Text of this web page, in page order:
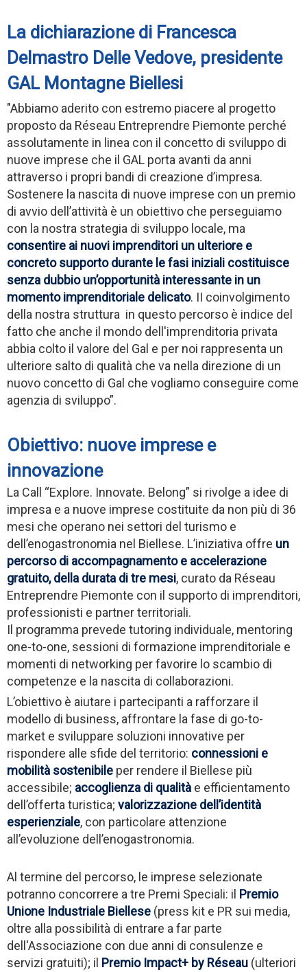
La dichiarazione di Francesca
Delmastro Delle Vedove, presidente
GAL Montagne Biellesi
"Abbiamo aderito con estremo piacere al progetto
proposto da Réseau Entreprendre Piemonte perché
assolutamente in linea con il concetto di sviluppo di
nuove imprese che il GAL porta avanti da anni
attraverso i propri bandi di creazione d’impresa.
Sostenere la nascita di nuove imprese con un premio
di avvio dell’attività è un obiettivo che perseguiamo
con la nostra strategia di sviluppo locale, ma
consentire ai nuovi imprenditori un ulteriore e
concreto supporto durante le fasi iniziali costituisce
senza dubbio un’opportunità interessante in un
momento imprenditoriale delicato. II coinvolgimento
della nostra struttura in questo percorso è indice del
fatto che anche il mondo dell'imprenditoria privata
abbia colto il valore del Gal e per noi rappresenta un
ulteriore salto di qualità che va nella direzione di un
nuovo concetto di Gal che vogliamo conseguire come
agenzia di sviluppo”.
Obiettivo: nuove imprese e
innovazione
La Call “Explore. Innovate. Belong” si rivolge a idee di
impresa e a nuove imprese costituite da non più di 36
mesi che operano nei settori del turismo e
dell’enogastronomia nel Biellese. L’iniziativa offre un
percorso di accompagnamento e accelerazione
gratuito, della durata di tre mesi, curato da Réseau
Entreprendre Piemonte con il supporto di imprenditori,
professionisti e partner territoriali.
Il programma prevede tutoring individuale, mentoring
one-to-one, sessioni di formazione imprenditoriale e
momenti di networking per favorire lo scambio di
competenze e la nascita di collaborazioni.
L’obiettivo è aiutare i partecipanti a rafforzare il
modello di business, affrontare la fase di go-to-
market e sviluppare soluzioni innovative per
rispondere alle sfide del territorio: connessioni e
mobilità sostenibile per rendere il Biellese più
accessibile; accoglienza di qualità e efficientamento
dell’offerta turistica; valorizzazione dell’identità
esperienziale, con particolare attenzione
all’evoluzione dell’enogastronomia.
Al termine del percorso, le imprese selezionate
potranno concorrere a tre Premi Speciali: il Premio
Unione Industriale Biellese (press kit e PR sui media,
oltre alla possibilità di entrare a far parte
dell'Associazione con due anni di consulenze e
servizi gratuiti); il Premio Impact+ by Réseau (ulteriori